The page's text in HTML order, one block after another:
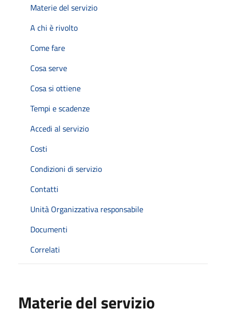
Materie del servizio
A chi è rivolto
Come fare
Cosa serve
Cosa si ottiene
Tempi e scadenze
Accedi al servizio
Costi
Condizioni di servizio
Contatti
Unità Organizzativa responsabile
Documenti
Correlati
Materie del servizio